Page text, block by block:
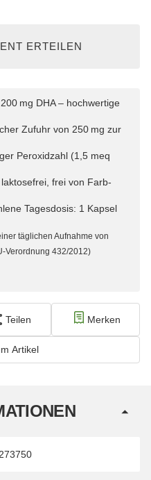
ERTEILEN
mg DHA – hochwertige
Zufuhr von 250 mg zur
Peroxidzahl (1,5 meq
frei von Farb-
Tagesdosis: 1 Kapsel
täglichen Aufnahme von
Verordnung 432/2012)
Teilen Merken
Artikel